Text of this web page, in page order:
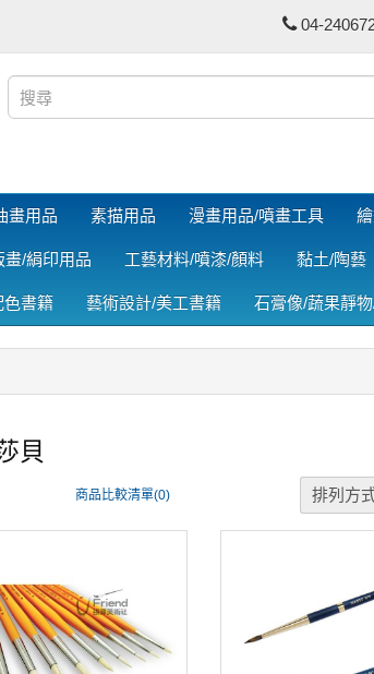
04-
畫用品 素描用品 漫畫用品/噴畫工具
畫/絹印用品 工藝材料/噴漆/顏料 黏土/陶藝
色書籍 藝術設計/美工書籍 石膏像/蔬果靜
貝
商品比較清單(0) 排列方